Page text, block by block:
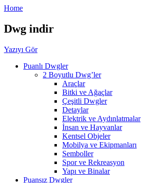
Home
Dwg indir
Yazıyı Gör
Puanlı Dwgler
2 Boyutlu Dwg’ler
Araçlar
Bitki ve Ağaçlar
Çeşitli Dwgler
Detaylar
Elektrik ve Aydınlatmalar
İnsan ve Hayvanlar
Kentsel Objeler
Mobilya ve Ekipmanları
Semboller
Spor ve Rekreasyon
Yapı ve Binalar
Puansız Dwgler